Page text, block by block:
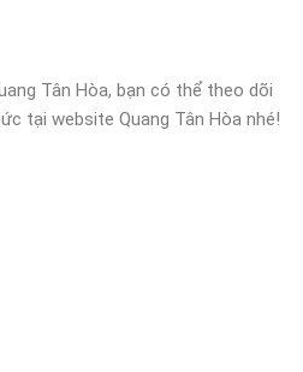
Tân Hòa, bạn có thể theo dõi
tại website Quang Tân Hòa nhé!